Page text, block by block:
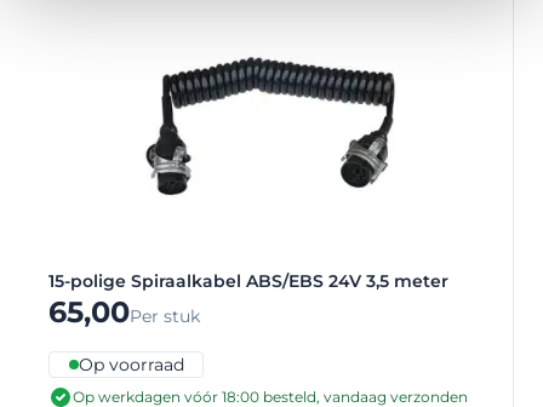
15-polige Spiraalkabel ABS/EBS 24V 3,5 meter
65,00Per stuk
Op voorraad
Op werkdagen vóór 18:00 besteld, vandaag verzonden